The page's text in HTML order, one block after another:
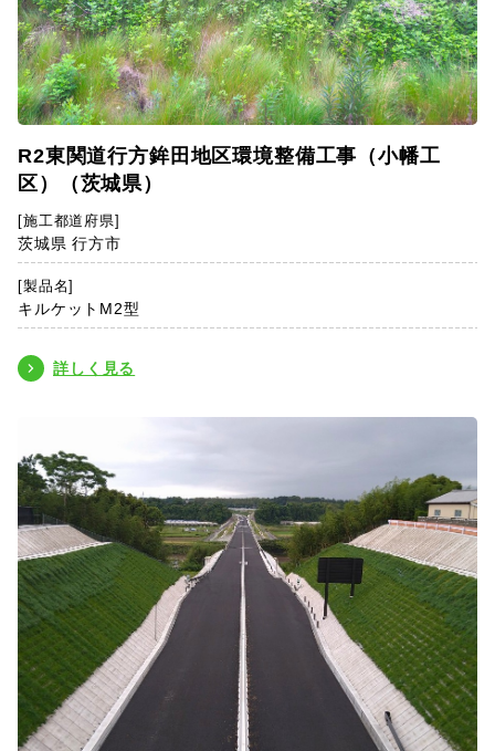
R2東関道行方鉾田地区環境整備工事（小幡工
区）（茨城県）
[施工都道府県]
茨城県 行方市
[製品名]
キルケットM2型
詳しく見る